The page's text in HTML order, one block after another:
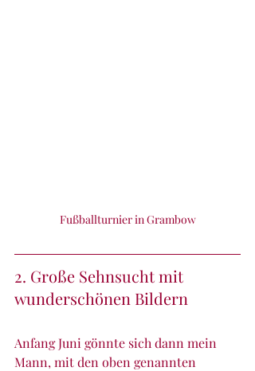
Fußballturnier in Grambow
2. Große Sehnsucht mit
wunderschönen Bildern
Anfang Juni gönnte sich dann mein
Mann, mit den oben genannten